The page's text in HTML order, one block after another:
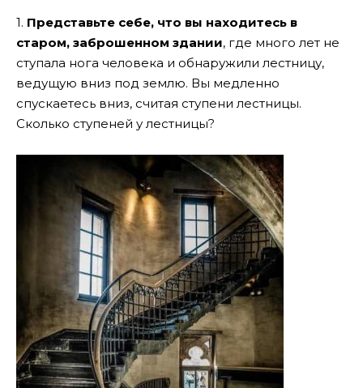
1. Представьте себе, что вы находитесь в
старом, заброшенном здании, где много лет не
ступала нога человека и обнаружили лестницу,
ведущую вниз под землю. Вы медленно
спускаетесь вниз, считая ступени лестницы.
Сколько ступеней у лестницы?